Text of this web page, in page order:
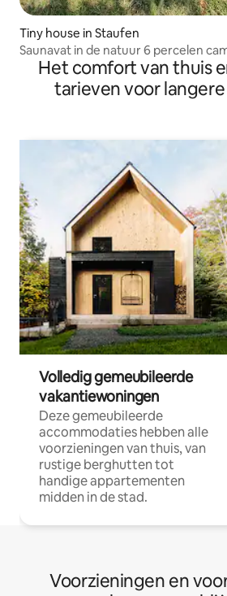
Tiny house in Staufen
Saunavat in de natuur 6 percelen
Het comfort van thuis
tarieven voor
Volledig gemeubileerde
vakantiewoningen
Deze gemeubileerde
accommodaties hebben alle
voorzieningen van thuis, van
rustige berghutten tot
handige appartementen
midden in de stad.
Voorzieningen en